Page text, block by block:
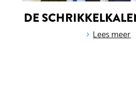
DE
› Lees meer